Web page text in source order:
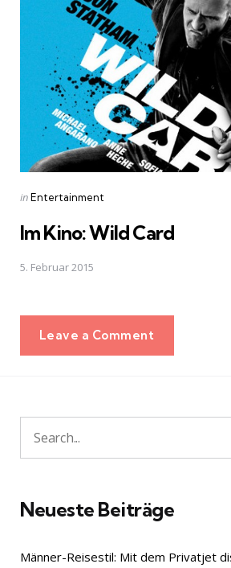
Posted
inEntertainment
Im Kino: Wild Card
5. Februar 2015
Leave a Comment
Search
for:
Neueste Beiträge
Männer-Reisestil: Mit dem Privatjet